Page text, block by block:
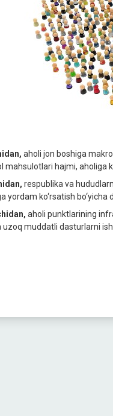
aholi jon boshiga
mahsulotlari hajmi, aholiga
respublika va
yordam ko‘rsatish
aholi punktlarining
uzoq muddatli dasturlarni